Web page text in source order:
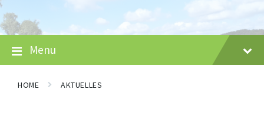
Skip
to
content
Skip
to
main
navigation
Skip
to
footer
Menu
HOME AKTUELLES